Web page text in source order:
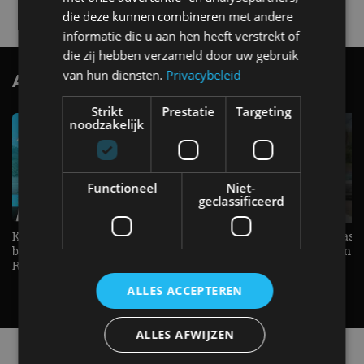
AutoRAI.nl TV SUBSCRIBE
KIA Stonic Mild-Hybrid (2026),
benzine, handbak, het bestaat nog! -
REVIEW - AutoRAI TV
Welke elektrische auto past
De EV Experience geeft
Alle automerken
die deze kunnen combineren met andere
informatie die u aan hen heeft verstrekt of
die zij hebben verzameld door uw gebruik
van hun diensten. Privacybeleid
Strikt
noodzakelijk
Prestatie Targeting
Functioneel
Niet-
geclassificeerd
ALLES ACCEPTEREN
ALLES AFWIJZEN